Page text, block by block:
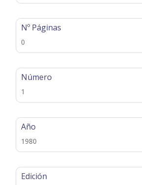
Nº Páginas
0
Número
1
Año
1980
Edición